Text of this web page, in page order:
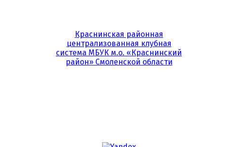
Краснинская районная
централизованная клубная
система МБУК м.о. «Краснинский
район» Смоленской области